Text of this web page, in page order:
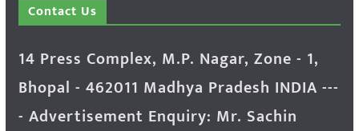
Contact Us
14 Press Complex, M.P. Nagar, Zone - 1,
Bhopal - 462011 Madhya Pradesh INDIA ---
- Advertisement Enquiry: Mr. Sachin